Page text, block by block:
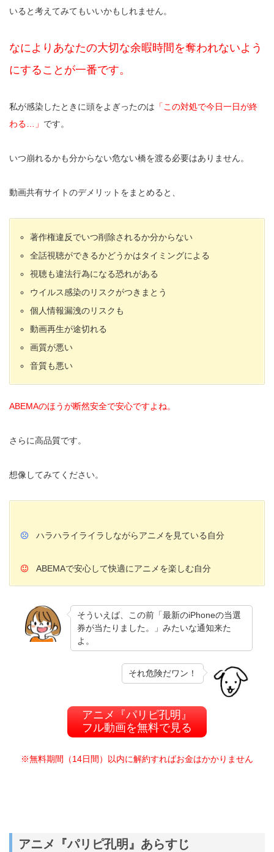
いると考えてみてもいいかもしれません。
なによりあなたの大切な余暇時間を奪われないよう
にすることが一番です。
私が感染したときに頭をよぎったのは 「この対処で今日一日が終
わる…」 です。
いつ崩れるかも分からない危ない橋を渡る必要はありません。
動画共有サイトのデメリットをまとめると、
著作権違反でいつ削除されるか分からない
全話視聴ができるかどうかはタイミングによる
視聴も違法行為になる恐れがある
ウイルス感染のリスクがつきまとう
個人情報漏洩のリスクも
動画再生が途切れる
画質が悪い
音質も悪い
ABEMAのほうが断然安全で安心ですよね。
さらに高品質です。
想像してみてください。
ハラハライライラしながらアニメを見ている自分
ABEMAで安心して快適にアニメを楽しむ自分
そういえば、この前「最新のiPhoneの当選
券が当たりました。」みたいな通知来た
よ。
それ危険だワン！
アニメ『パリピ孔明』
フル動画を無料で見る
※無料期間（14日間）以内に解約すればお金はかかりません
アニメ『パリピ孔明』あらすじ